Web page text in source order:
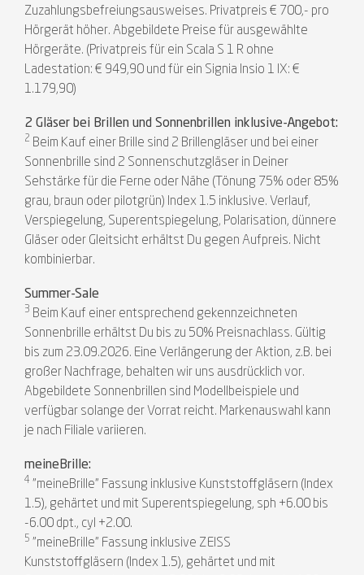
Zuzahlungsbefreiungsausweises. Privatpreis € 700,- pro
Hörgerät höher. Abgebildete Preise für ausgewählte
Hörgeräte. (Privatpreis für ein Scala S 1 R ohne
Ladestation: € 949,90 und für ein Signia Insio 1 IX: €
1.179,90)
2 Gläser bei Brillen und Sonnenbrillen inklusive-Angebot:
2 Beim Kauf einer Brille sind 2 Brillengläser und bei einer
Sonnenbrille sind 2 Sonnenschutzgläser in Deiner
Sehstärke für die Ferne oder Nähe (Tönung 75% oder 85%
grau, braun oder pilotgrün) Index 1.5 inklusive. Verlauf,
Verspiegelung, Superentspiegelung, Polarisation, dünnere
Gläser oder Gleitsicht erhältst Du gegen Aufpreis. Nicht
kombinierbar.
Summer-Sale
3 Beim Kauf einer entsprechend gekennzeichneten
Sonnenbrille erhältst Du bis zu 50% Preisnachlass. Gültig
bis zum 23.09.2026. Eine Verlängerung der Aktion, z.B. bei
großer Nachfrage, behalten wir uns ausdrücklich vor.
Abgebildete Sonnenbrillen sind Modellbeispiele und
verfügbar solange der Vorrat reicht. Markenauswahl kann
je nach Filiale variieren.
meineBrille:
4 "meineBrille" Fassung inklusive Kunststoffgläsern (Index
1.5), gehärtet und mit Superentspiegelung, sph +6.00 bis
-6.00 dpt., cyl +2.00.
5 "meineBrille" Fassung inklusive ZEISS
Kunststoffgläsern (Index 1.5), gehärtet und mit